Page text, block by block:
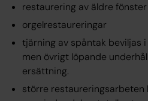
restaurering av äldre fönster
orgelrestaureringar
tjärning av spåntak beviljas
men övrigt löpande
ersättning.
större restaureringsarbeten